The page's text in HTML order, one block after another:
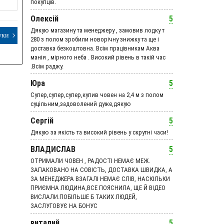
покупців.
Олексій 5
Дякую магазину та менеджеру , замовив лодку т
280 з полом зробили новорічну знижку та ще і
доставка безкоштовна. Всім працівникам Аква
манія , мірного неба . Високий рівень в такій час
.Всім раджу.
Юра 5
Супер,супер,супер,купив човен на 2,4 м з полом
суцільним,задоволений дуже,дякую
Сергій 5
Дякую за якість та високий рівень у скрутні часи!
ВЛАДИСЛАВ 5
ОТРИМАЛИ ЧОВЕН , РАДОСТІ НЕМАЄ МЕЖ.
ЗАПАКОВАНО НА СОВІСТЬ, ДОСТАВКА ШВИДКА, А
ЗА МЕНЕДЖЕРА ВЗАГАЛІ НЕМАЄ СЛІВ, НАСКІЛЬКИ
ПРИЄМНА ЛЮДИНА,ВСЕ ПОЯСНИЛА, ЩЕ Й ВІДЕО
ВИСЛАЛИ.ПОБІЛЬШЕ Б ТАКИХ ЛЮДЕЙ,
ЗАСЛУГОВУЄ НА БОНУС